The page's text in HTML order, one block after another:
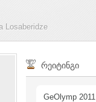
რეიტინგი
GeOlymp 2011